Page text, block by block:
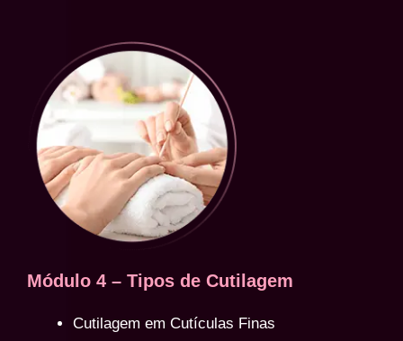
Módulo 4 – Tipos de Cutilagem
Cutilagem em Cutículas Finas